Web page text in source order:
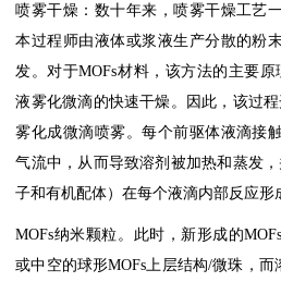
喷雾干燥：数十年来，喷雾干燥工艺
本过程师由液体或浆液生产分散的粉
发。对于MOFs材料，该方法的主要
液雾化微滴的快速干燥。因此，该过
雾化成微滴喷雾。每个前驱体液滴接
气流中，从而导致溶剂被加热和蒸发
子和有机配体）在每个液滴内部反应形
MOFs纳米颗粒。此时，新形成的
或中空的球形MOFs上层结构/微珠，